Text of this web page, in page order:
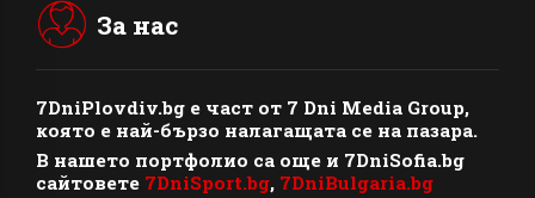
За нас
7DniPlovdiv.bg e част от 7 Dni Media Group,
която е най-бързо налагащата се на пазара.
В нашето портфолио са още и 7DniSofia.bg
сайтовете 7DniSport.bg, 7DniBulgaria.bg